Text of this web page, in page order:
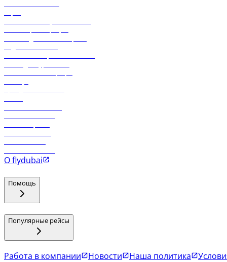
О flydubai
Помощь
Популярные рейсы
Работа в компании Новости Наша политика